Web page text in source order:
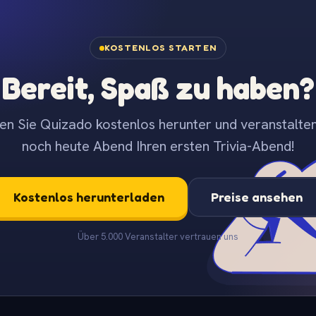
KOSTENLOS STARTEN
Bereit, Spaß zu haben?
Sie Quizado kostenlos herunter und
noch heute Abend Ihren ersten Trivia-Abend!
Kostenlos herunterladen Preise ansehen
Über 5.000 Veranstalter vertrauen uns